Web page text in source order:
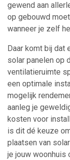
gewend aan
op gebouwd
wanneer je zelf
Daar komt bij
solar panelen op
ventilatieruimte
een optimale
mogelijk
aanleg je
kosten voor
is dit dé keuze
plaatsen van
je jouw woonhuis